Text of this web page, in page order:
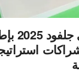
أغذية تُعزز